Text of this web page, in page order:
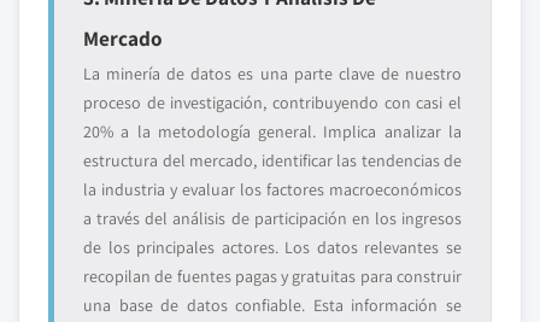
Mercado
La minería de datos es una parte clave de nuestro
proceso de investigación, contribuyendo con casi el
20% a la metodología general. Implica analizar la
estructura del mercado, identificar las tendencias de
la industria y evaluar los factores macroeconómicos
a través del análisis de participación en los ingresos
de los principales actores. Los datos relevantes se
recopilan de fuentes pagas y gratuitas para construir
una base de datos confiable. Esta información se